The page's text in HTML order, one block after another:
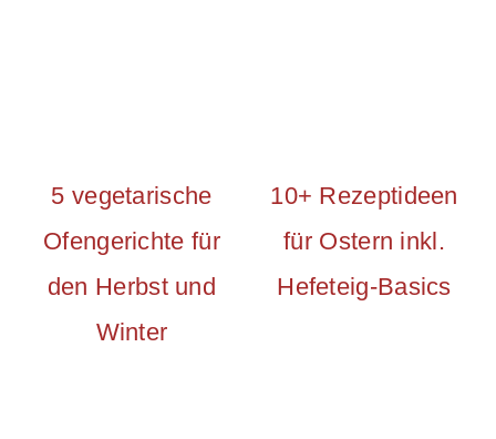
5 vegetarische
Ofengerichte für
den Herbst und
Winter
10+ Rezeptideen
für Ostern inkl.
Hefeteig-Basics